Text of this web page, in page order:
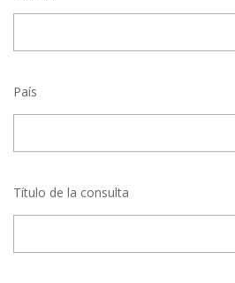
País
Título de la consulta